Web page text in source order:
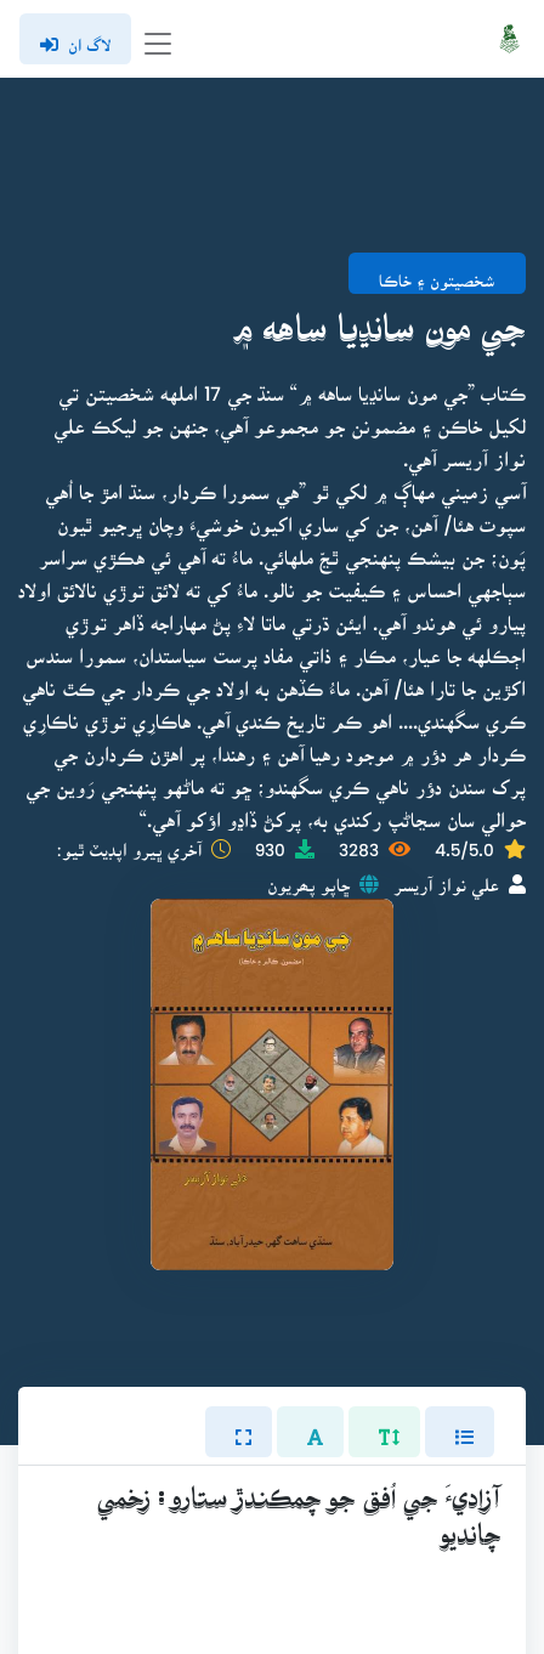
لاگ ان
شخصيتون ۽ خاڪا
جي مون سانڍيا ساهه ۾
ڪتاب ”جي مون سانڍيا ساهه ۾“ سنڌ جي 17 املهه شخصيتن تي
لکيل خاڪن ۽ مضمونن جو مجموعو آهي، جنهن جو ليکڪ علي
نواز آريسر آهي.
آسي زميني مهاڳ ۾ لکي ٿو ”هي سمورا ڪردار، سنڌ امڙ جا اُهي
سپوت هئا/ آهن، جن کي ساري اکيون خوشيءَ وچان ڀرجيو ٿيون
پَون؛ جن بيشڪ پنهنجي ٿڃّ ملهائي. ماءُ ته آهي ئي هڪڙي سراسر
سٻاجهي احساس ۽ ڪيفيت جو نالو. ماءُ کي ته لائق توڙي نالائق اولاد
پيارو ئي هوندو آهي. ايئن ڌرتي ماتا لاءِ پڻ مهاراجه ڏاهر توڙي
اڄڪلهه جا عيار، مڪار ۽ ذاتي مفاد پرست سياستدان، سمورا سندس
اکڙين جا تارا هئا/ آهن. ماءُ ڪڏهن به اولاد جي ڪردار جي ڪٿ ناهي
ڪري سگهندي.... اهو ڪم تاريخ ڪندي آهي. هاڪارِي توڙي ناڪارِي
ڪردار هر دؤر ۾ موجود رهيا آهن ۽ رهندا، پر اهڙن ڪردارن جي
پرک سندن دؤر ناهي ڪري سگهندو؛ ڇو ته ماڻهو پنهنجي رَوين جي
حوالي سان سڃاڻپ رکندي به، پرکڻ ڏاڍو اؤکو آهي.“
4.5/5.0
3283
930 آخري ڀيرو اپڊيٽ ٿيو:
علي نواز آريسر ڇاپو پھريون
آزاديءَ جي اُفق جو چمڪندڙ ستارو : زخمي
چانديو